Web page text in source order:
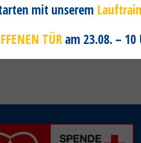
mit unserem
TÜRam 23.08. – 10